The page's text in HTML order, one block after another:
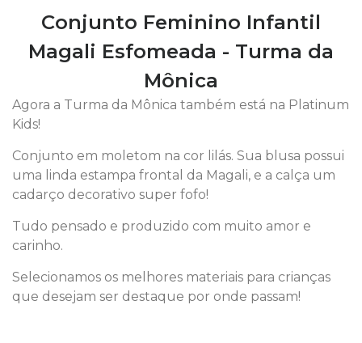
Conjunto Feminino Infantil
Magali Esfomeada - Turma da
Mônica
Agora a Turma da Mônica também está na Platinum
Kids!
Conjunto em moletom na cor lilás. Sua blusa possui
uma linda estampa frontal da Magali, e a calça um
cadarço decorativo super fofo!
Tudo pensado e produzido com muito amor e
carinho.
Selecionamos os melhores materiais para crianças
que desejam ser destaque por onde passam!